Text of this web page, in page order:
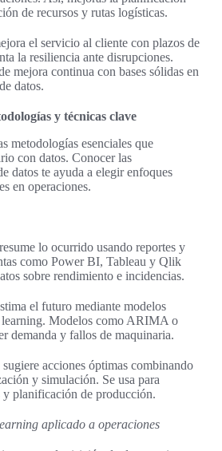
de recursos y rutas logísticas.
el servicio al cliente con plazos de
la resiliencia ante disrupciones.
mejora continua con bases sólidas en
datos.
y técnicas clave
metodologías esenciales que
con datos. Conocer las
datos te ayuda a elegir enfoques
en operaciones.
lo ocurrido usando reportes y
como Power BI, Tableau y Qlik
sobre rendimiento e incidencias.
el futuro mediante modelos
learning. Modelos como ARIMA o
demanda y fallos de maquinaria.
acciones óptimas combinando
y simulación. Se usa para
y planificación de producción.
aplicado a operaciones